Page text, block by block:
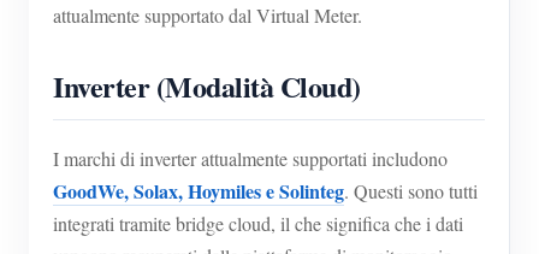
attualmente supportato dal Virtual Meter.
Inverter (Modalità Cloud)
I marchi di inverter attualmente supportati includono
GoodWe, Solax, Hoymiles e Solinteg. Questi sono tutti
integrati tramite bridge cloud, il che significa che i dati